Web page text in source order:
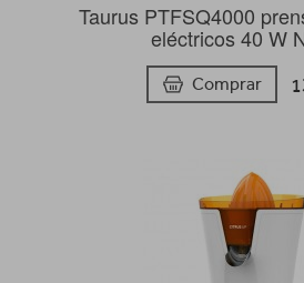
Taurus PTFSQ4000
eléctricos 40 W
Comprar